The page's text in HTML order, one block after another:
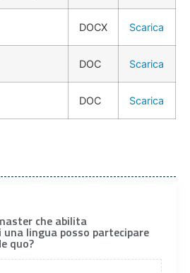
DOCX Scarica
DOC Scarica
DOC Scarica
che abilita
lingua posso partecipare
quo?